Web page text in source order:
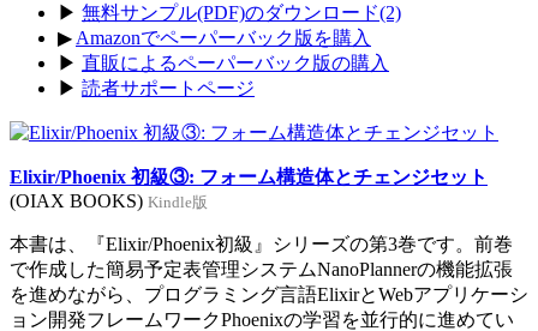
▶ 無料サンプル(PDF)のダウンロード(2)
▶ Amazonでペーパーバック版を購入
▶ 直販によるペーパーバック版の購入
▶ 読者サポートページ
Elixir/Phoenix 初級③: フォーム構造体とチェンジセット
(OIAX BOOKS) Kindle版
本書は、『Elixir/Phoenix初級』シリーズの第3巻です。前巻
で作成した簡易予定表管理システムNanoPlannerの機能拡張
を進めながら、プログラミング言語ElixirとWebアプリケーシ
ョン開発フレームワークPhoenixの学習を並行的に進めてい